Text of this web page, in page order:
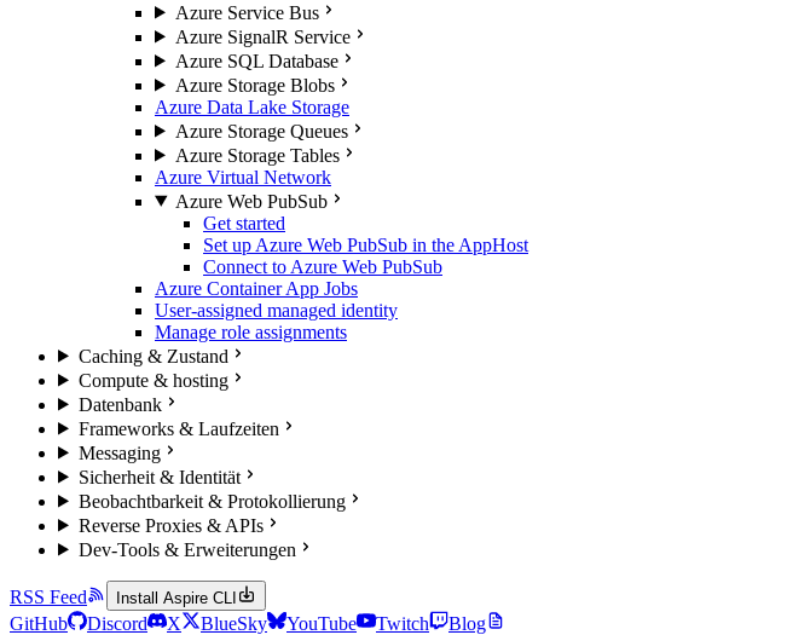
Azure Service Bus
Azure SignalR Service
Azure SQL Database
Azure Storage Blobs
Azure Data Lake Storage
Azure Storage Queues
Azure Storage Tables
Azure Virtual Network
Azure Web PubSub
Get started
Set up Azure Web PubSub in the AppHost
Connect to Azure Web PubSub
Azure Container App Jobs
User-assigned managed identity
Manage role assignments
Caching & Zustand
Compute & hosting
Datenbank
Frameworks & Laufzeiten
Messaging
Sicherheit & Identität
Beobachtbarkeit & Protokollierung
Reverse Proxies & APIs
Dev-Tools & Erweiterungen
RSS Feed Install Aspire CLI
GitHub Discord X BlueSky YouTube Twitch
Blog